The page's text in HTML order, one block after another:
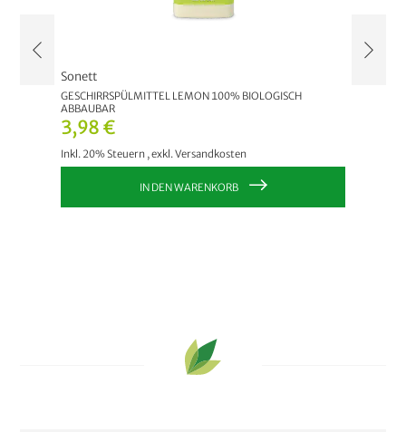
3,98 €
Inkl. 20% Steuern ,exkl.Versandkosten
Sonett
GESCHIRRSPÜLMITTEL LEMON 100% BIOLOGISCH
ABBAUBAR
IN DEN WARENKORB